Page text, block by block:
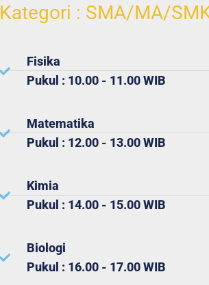
Kategori : SMA/MA/
Fisika
Pukul : 10.00 - 11.00 WIB
Matematika
Pukul : 12.00 - 13.00 WIB
Kimia
Pukul : 14.00 - 15.00 WIB
Biologi
Pukul : 16.00 - 17.00 WIB